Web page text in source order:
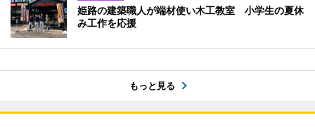
姫路の建築職人が端材使い木工教室 小学生の夏休
み工作を応援
もっと見る